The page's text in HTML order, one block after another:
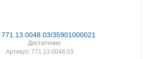
771.13.0048.03/35901000021
Достаточно
Артикул: 771.13.0048.03